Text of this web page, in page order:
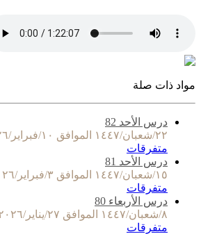
مواد ذات صلة
درس الأحد 82
٢٢/شعبان/١٤٤٧ الموافق ١٠/فبراير/٢٠٢٦
متفرقات
درس الأحد 81
١٥/شعبان/١٤٤٧ الموافق ٣/فبراير/٢٠٢٦
متفرقات
درس الأربعاء 80
٨/شعبان/١٤٤٧ الموافق ٢٧/يناير/٢٠٢٦
متفرقات